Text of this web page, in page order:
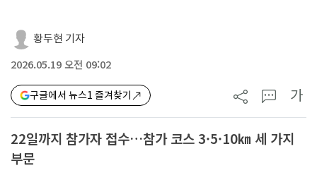
황두현 기자
2026.05.19 오전 09:02
구글에서 뉴스1 즐겨찾기 가
22일까지 참가자 접수…참가 코스 3·5·10㎞ 세 가지
부문